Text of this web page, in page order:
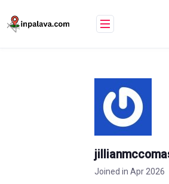
to
content
Joined in Apr 2026